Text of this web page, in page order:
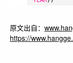
原文出自：
https://